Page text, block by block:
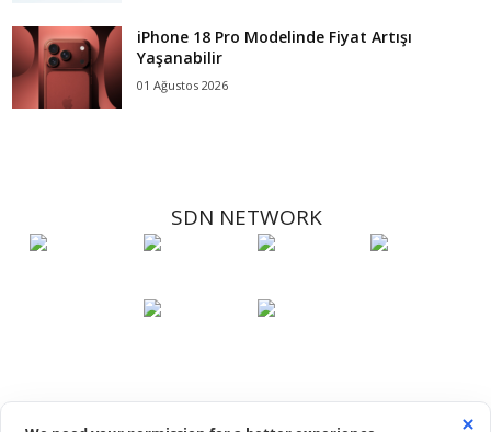
iPhone 18 Pro Modelinde Fiyat Artışı
Yaşanabilir
01 Ağustos 2026
SDN NETWORK